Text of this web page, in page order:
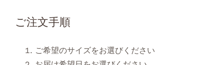
ご注文手順
ご希望のサイズをお選びください